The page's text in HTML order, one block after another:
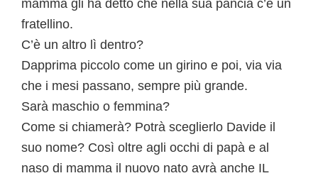
mamma gli ha detto che nella sua pancia c’è un
fratellino.
C’è un altro lì dentro?
Dapprima piccolo come un girino e poi, via via
che i mesi passano, sempre più grande.
Sarà maschio o femmina?
Come si chiamerà? Potrà sceglierlo Davide il
suo nome? Così oltre agli occhi di papà e al
naso di mamma il nuovo nato avrà anche IL